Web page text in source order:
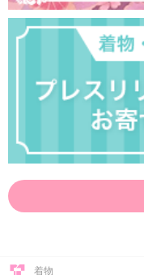
着物